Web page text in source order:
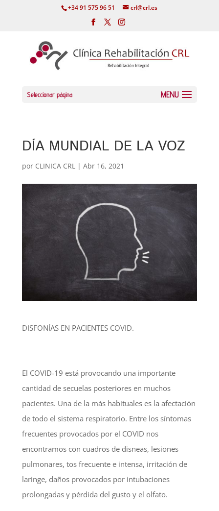
+34 91 575 96 51 crl@crl.es
Seleccionar página
DÍA MUNDIAL DE LA VOZ
por CLINICA CRL| Abr 16, 2021
DISFONÍAS EN PACIENTES COVID.
El COVID-19 está provocando una importante
cantidad de secuelas posteriores en muchos
pacientes. Una de la más habituales es la afectación
de todo el sistema respiratorio. Entre los síntomas
frecuentes provocados por el COVID nos
encontramos con cuadros de disneas, lesiones
pulmonares, tos frecuente e intensa, irritación de
laringe, daños provocados por intubaciones
prolongadas y pérdida del gusto y el olfato.